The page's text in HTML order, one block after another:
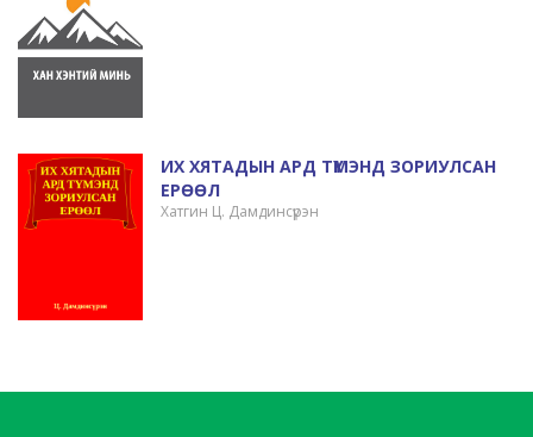
ИХ ХЯТАДЫН АРД ТҮМЭНД ЗОРИУЛСАН
ЕРӨӨЛ
Хатгин Ц. Дамдинсүрэн